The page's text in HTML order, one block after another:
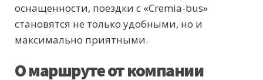
оснащенности, поездки с «Cremia-bus»
становятся не только удобными, но и
максимально приятными.
О маршруте от компании